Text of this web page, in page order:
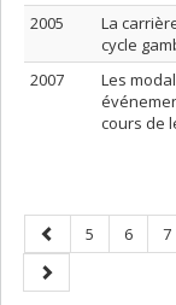
2005
La
cycle
2007
Les
cours de
Page
précédente
Page
5 Page
6 7
Page
suivante